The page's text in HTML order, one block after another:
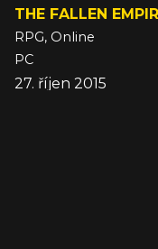
THE FALLEN
RPG, Online
PC
27. říjen 2015